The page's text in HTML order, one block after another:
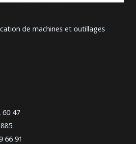
de machines et outillages
60 47
66 91